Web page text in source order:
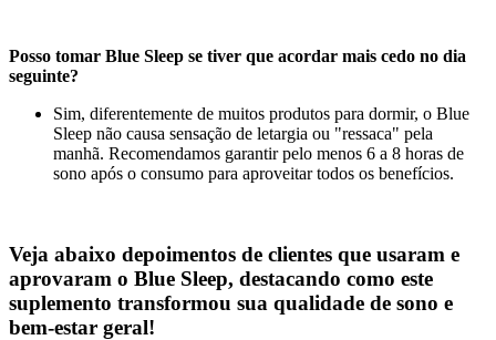
Posso tomar Blue Sleep se tiver que acordar mais cedo no dia
seguinte?
Sim, diferentemente de muitos produtos para dormir, o Blue
Sleep não causa sensação de letargia ou "ressaca" pela
manhã. Recomendamos garantir pelo menos 6 a 8 horas de
sono após o consumo para aproveitar todos os benefícios.
Veja abaixo depoimentos de clientes que usaram e
aprovaram o Blue Sleep, destacando como este
suplemento transformou sua qualidade de sono e
bem-estar geral!